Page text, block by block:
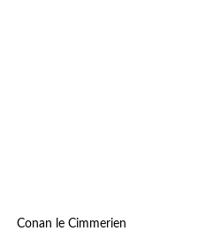
Conan le Cimmerien